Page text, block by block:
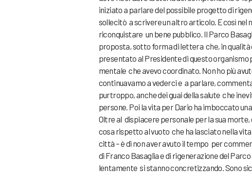
iniziato a parlare del possibile progetto di
sollecitò a scrivere un altro articolo. E così nel
riconquistare un bene pubblico. Il Parco
proposta, sotto forma di lettera che, in qualità
presentato al Presidente di questo
mentale che avevo coordinato. Non ho più
continuavamo a vederci e a parlare,
purtroppo, anche dei guai della salute che
persone. Poi la vita per Dario ha imboccato
Oltre al dispiacere personale per la sua
cosa rispetto al vuoto che ha lasciato nella
città – è di non aver avuto il tempo per
di Franco Basaglia e di rigenerazione del
lentamente si stanno concretizzando. Sono